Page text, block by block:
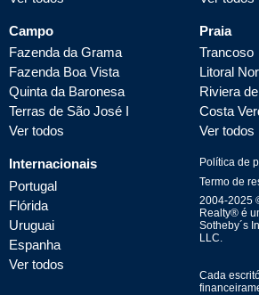
Campo
Fazenda da Grama
Fazenda Boa Vista
Quinta da Baronesa
Terras de São José I
Ver todos
Praia
Trancoso
Litoral
Riviera
Costa
Ver todos
Internacionais
Portugal
Flórida
Uruguai
Espanha
Ver todos
Política de
Termo de
2004-2025
Realty® é
Sotheby´s
LLC.
Cada